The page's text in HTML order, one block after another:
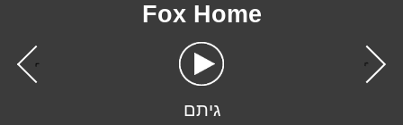
Fox Home
גיתם
‹
›